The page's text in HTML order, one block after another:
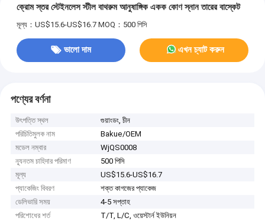
ক্রোম স্তর স্টেইনলেস স্টীল বাথরুম আনুষাঙ্গিক একক কোণ স্নান তারের বাস্কেট
মূল্য：US$15.6-US$16.7 MOQ：500 পিসি
ভালো দাম এখন চ্যাট করুন
পণ্যের বর্ণনা
উৎপত্তি স্থল
গুয়াংডং, চীন
পরিচিতিমুলক নাম
Bakue/OEM
মডেল নম্বার
WjQS0008
ন্যূনতম চাহিদার পরিমাণ
500 পিসি
মূল্য
US$15.6-US$16.7
প্যাকেজিং বিবরণ
শক্ত কাগজের প্যাকেজ
ডেলিভারি সময়
4-5 সপ্তাহ
পরিশোধের শর্ত
T/T, L/C, ওয়েস্টার্ন ইউনিয়ন